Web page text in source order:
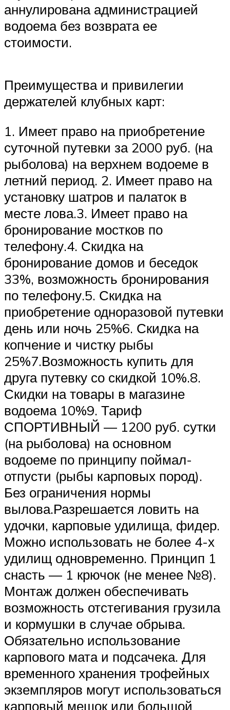
аннулирована администрацией
водоема без возврата ее
стоимости.
Преимущества и привилегии
держателей клубных карт:
1. Имеет право на приобретение
суточной путевки за 2000 руб. (на
рыболова) на верхнем водоеме в
летний период. 2. Имеет право на
установку шатров и палаток в
месте лова.3. Имеет право на
бронирование мостков по
телефону.4. Скидка на
бронирование домов и беседок
33%, возможность бронирования
по телефону.5. Скидка на
приобретение одноразовой путевки
день или ночь 25%6. Скидка на
копчение и чистку рыбы
25%7.Возможность купить для
друга путевку со скидкой 10%.8.
Скидки на товары в магазине
водоема 10%9. Тариф
СПОРТИВНЫЙ — 1200 руб. сутки
(на рыболова) на основном
водоеме по принципу поймал-
отпусти (рыбы карповых пород).
Без ограничения нормы
вылова.Разрешается ловить на
удочки, карповые удилища, фидер.
Можно использовать не более 4-х
удилищ одновременно. Принцип 1
снасть — 1 крючок (не менее №8).
Монтаж должен обеспечивать
возможность отстегивания грузила
и кормушки в случае обрыва.
Обязательно использование
карпового мата и подсачека. Для
временного хранения трофейных
экземпляров могут использоваться
карповый мешок или большой